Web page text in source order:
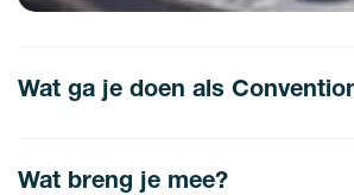
Wat ga je doen als
Wat breng je mee?